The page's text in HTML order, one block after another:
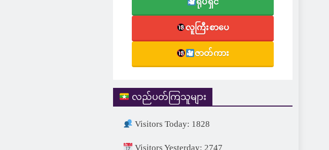
ရုပ်ရှင်
လူကြီးစာပေ
ဇာတ်ကား
လည်ပတ်ကြသူများ
Visitors Today: 1828
Visitors Yesterday: 2747